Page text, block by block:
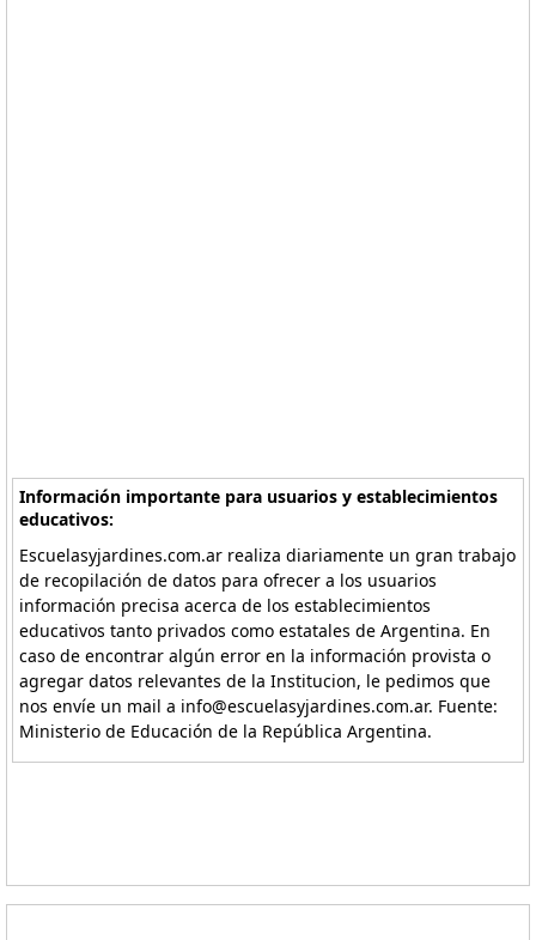
Información importante para usuarios y establecimientos
educativos:
Escuelasyjardines.com.ar realiza diariamente un gran trabajo
de recopilación de datos para ofrecer a los usuarios
información precisa acerca de los establecimientos
educativos tanto privados como estatales de Argentina. En
caso de encontrar algún error en la información provista o
agregar datos relevantes de la Institucion, le pedimos que
nos envíe un mail a info@escuelasyjardines.com.ar. Fuente:
Ministerio de Educación de la República Argentina.